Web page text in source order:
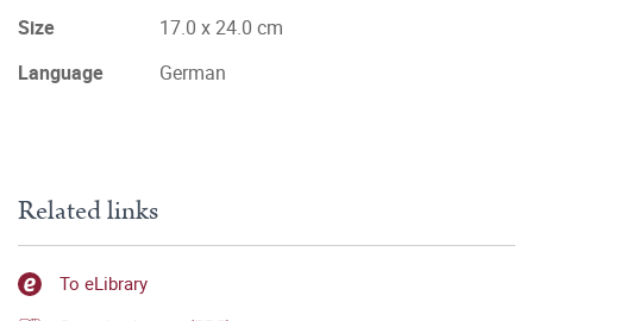
Size
17.0 x 24.0 cm
Language
German
Related links
To eLibrary